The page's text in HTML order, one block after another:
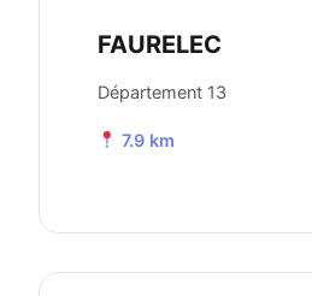
FAURELEC
Département 13
7.9 km